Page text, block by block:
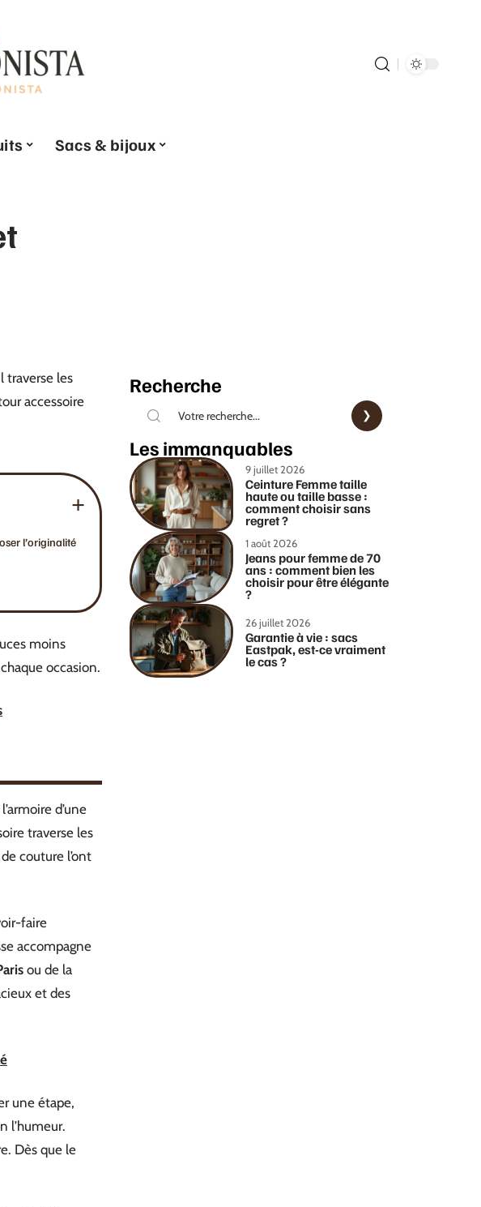
Sacs & bijoux
traverse les
accessoire
l’originalité
moins
occasion.
d’une
traverse les
couture l’ont
faire
accompagne
ou de la
et des
une étape,
l’humeur.
Dès que le
Recherche
Les immanquables
9 juillet 2026
Ceinture Femme taille
haute ou taille basse :
comment choisir sans
regret ?
1 août 2026
Jeans pour femme de 70
ans : comment bien les
choisir pour être élégante
?
26 juillet 2026
Garantie à vie : sacs
Eastpak, est-ce vraiment
le cas ?